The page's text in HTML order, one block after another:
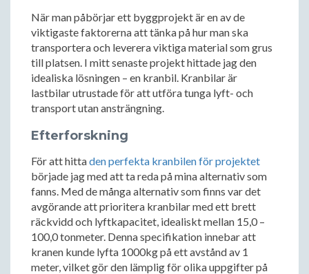
När man påbörjar ett byggprojekt är en av de
viktigaste faktorerna att tänka på hur man ska
transportera och leverera viktiga material som grus
till platsen. I mitt senaste projekt hittade jag den
idealiska lösningen – en kranbil. Kranbilar är
lastbilar utrustade för att utföra tunga lyft- och
transport utan ansträngning.
Efterforskning
För att hittaden perfekta kranbilen för projektet
började jag med att ta reda på mina alternativ som
fanns. Med de många alternativ som finns var det
avgörande att prioritera kranbilar med ett brett
räckvidd och lyftkapacitet, idealiskt mellan 15,0 –
100,0 tonmeter. Denna specifikation innebar att
kranen kunde lyfta 1000kg på ett avstånd av 1
meter, vilket gör den lämplig för olika uppgifter på